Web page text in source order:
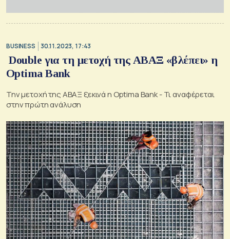
BUSINESS 30.11.2023, 17:43
Double για τη μετοχή της ABΑΞ «βλέπει» η
Optima Bank
Την μετοχή της ABAΞ ξεκινά η Optima Bank - Τι αναφέρεται
στην πρώτη ανάλυση